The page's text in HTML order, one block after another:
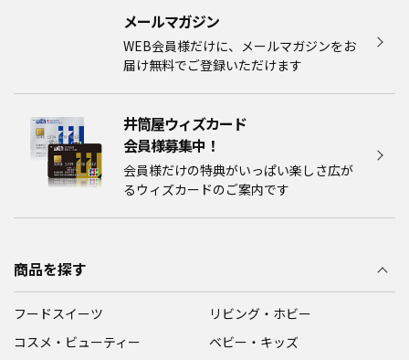
メールマガジン​
WEB会員様だけに、メールマガジンをお
届け無料でご登録いただけます
井筒屋ウィズカード
会員様募集中！​​
会員様だけの特典がいっぱい楽しさ広が
るウィズカードのご案内です
商品を探す
フードスイーツ
リビング・ホビー
コスメ・ビューティー
ベビー・キッズ